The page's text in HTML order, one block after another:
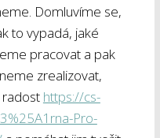
Domluvíme se,
to vypadá, jaké
pracovat a pak
zrealizovat,
https://cs-
Pro-